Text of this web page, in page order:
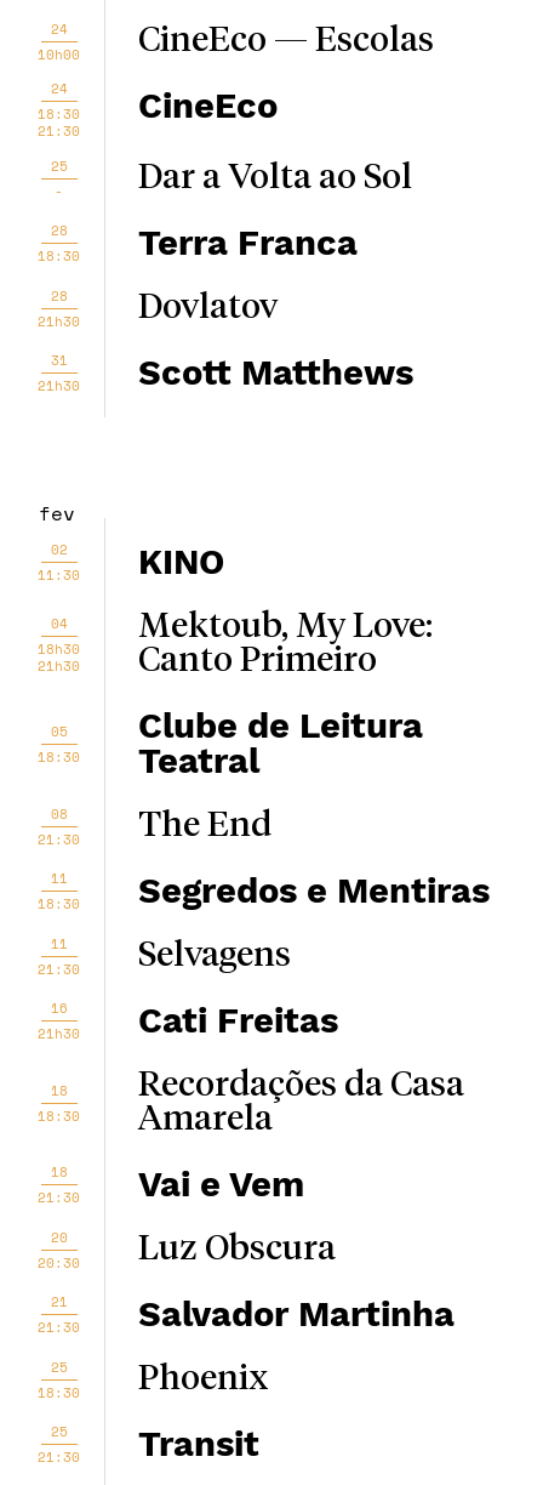
24
10h00
CineEco — Escolas
24
18:30
21:30
CineEco
25
-
Dar a Volta ao Sol
28
18:30
Terra Franca
28
21h30
Dovlatov
31
21h30
Scott Matthews
fev
02
11:30
KINO
04
18h30
21h30
Mektoub, My Love:
Canto Primeiro
05
18:30
Clube de Leitura
Teatral
08
21:30
The End
11
18:30
Segredos e Mentiras
11
21:30
Selvagens
16
21h30
Cati Freitas
18
18:30
Recordações da Casa
Amarela
18
21:30
Vai e Vem
20
20:30
Luz Obscura
21
21:30
Salvador Martinha
25
18:30
Phoenix
25
21:30
Transit